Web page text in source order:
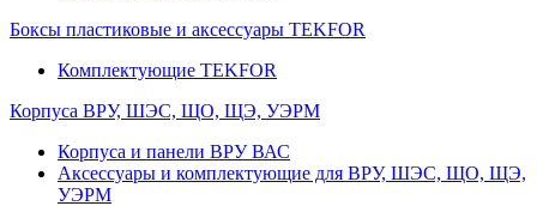
Боксы пластиковые и аксессуары TEKFOR
Комплектующие TEKFOR
Корпуса ВРУ, ШЭС, ЩО, ЩЭ, УЭРМ
Корпуса и панели ВРУ ВАС
Аксессуары и комплектующие для ВРУ, ШЭС, ЩО, ЩЭ,
УЭРМ